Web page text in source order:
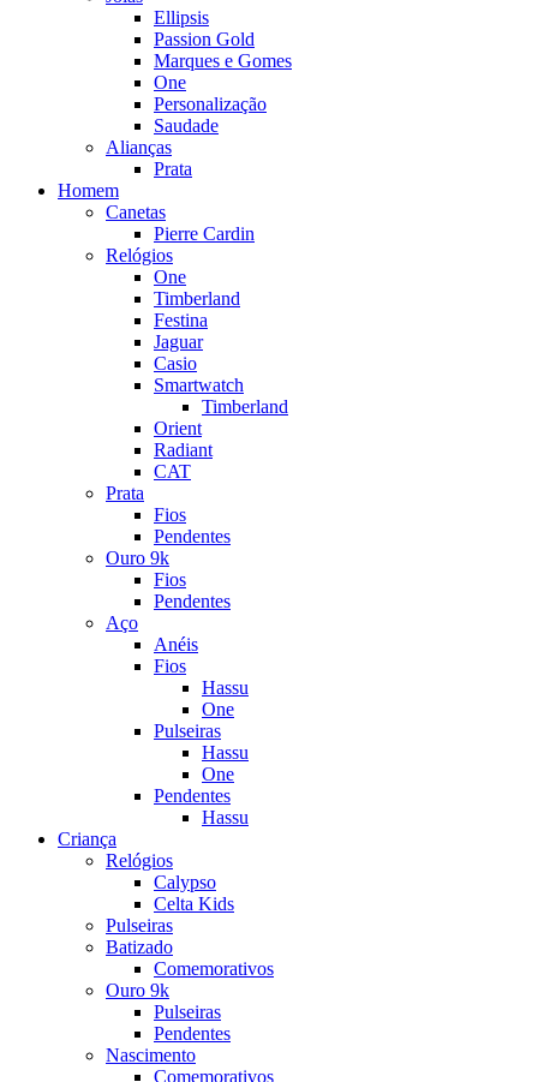
Ellipsis
Passion Gold
Marques e Gomes
One
Personalização
Saudade
Alianças
Prata
Homem
Canetas
Pierre Cardin
Relógios
One
Timberland
Festina
Jaguar
Casio
Smartwatch
Timberland
Orient
Radiant
CAT
Prata
Fios
Pendentes
Ouro 9k
Fios
Pendentes
Aço
Anéis
Fios
Hassu
One
Pulseiras
Hassu
One
Pendentes
Hassu
Criança
Relógios
Calypso
Celta Kids
Pulseiras
Batizado
Comemorativos
Ouro 9k
Pulseiras
Pendentes
Nascimento
Comemorativos